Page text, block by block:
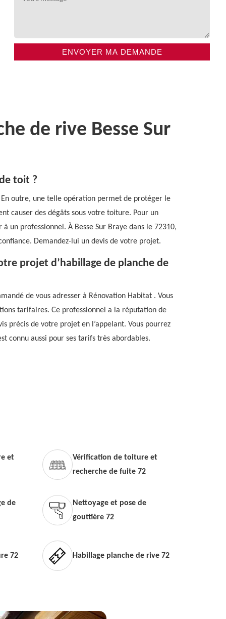
de rive Besse Sur
toit ?
outre, une telle opération permet de protéger le
causer des dégâts sous votre toiture. Pour un
un professionnel. À Besse Sur Braye dans le 72310,
Demandez-lui un devis de votre projet.
projet d’habillage de planche de
de vous adresser à Rénovation Habitat . Vous
tarifaires. Ce professionnel a la réputation de
précis de votre projet en l’appelant. Vous pourrez
connu aussi pour ses tarifs très abordables.
et
Vérification de toiture et
recherche de fuite 72
de
Nettoyage et pose de
gouttière 72
72 Habillage planche de rive 72